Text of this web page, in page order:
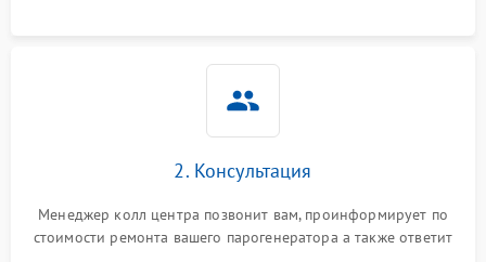
2. Консультация
Менеджер колл центра позвонит вам, проинформирует по
стоимости ремонта вашего парогенератора а также ответит